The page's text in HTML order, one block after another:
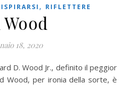
ISPIRARSI , RIFLETTERE
Wood
18, 2020
Wood, per ironia della sorte, è